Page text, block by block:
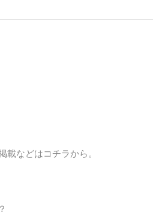
載などはコチラから。